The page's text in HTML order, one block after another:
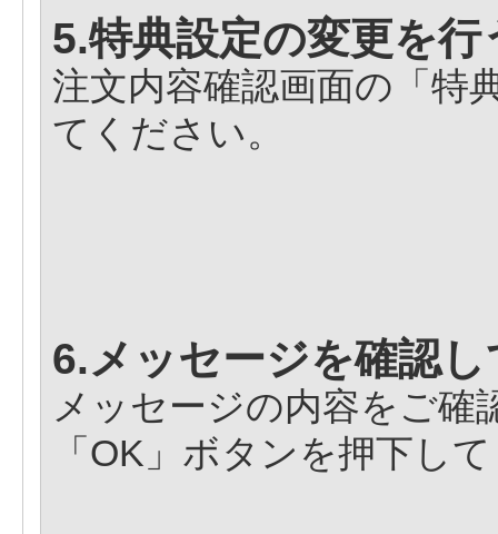
5.特典設定の変更を行
注文内容確認画面の「特
てください。
6.メッセージを確認し
メッセージの内容をご確
「OK」ボタンを押下し